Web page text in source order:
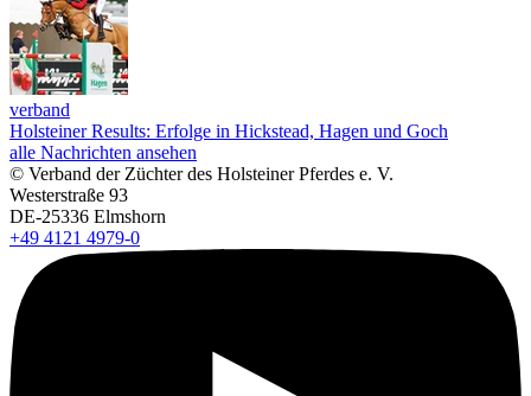
verband
Holsteiner Results: Erfolge in Hickstead, Hagen und Goch
alle Nachrichten ansehen
© Verband der Züchter des Holsteiner Pferdes e. V.
Westerstraße 93
DE-25336 Elmshorn
+49 4121 4979-0